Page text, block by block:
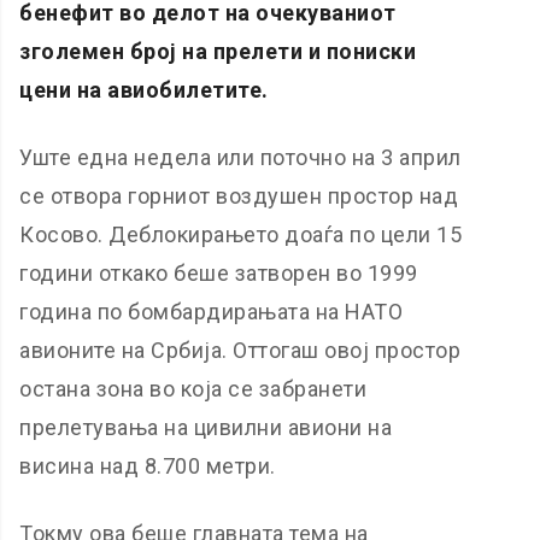
бенефит во делот на очекуваниот
зголемен број на прелети и пониски
цени на авиобилетите.
Уште една недела или поточно на 3 април
се отвора горниот воздушен простор над
Косово. Деблокирањето доаѓа по цели 15
години откако беше затворен во 1999
година по бомбардирањата на НАТО
авионите на Србија. Оттогаш овој простор
остана зона во која се забранети
прелетувања на цивилни авиони на
висина над 8.700 метри.
Токму ова беше главната тема на